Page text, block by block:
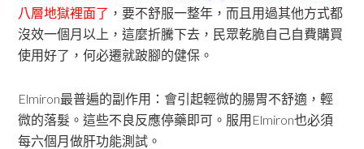
八層地獄裡面了 ，要不舒服一整年，而且用過其他方式都
沒效一個月以上，這麼折騰下去，民眾乾脆自己自費購買
使用好了，何必遷就跛腳的健保。
Elmiron最普遍的副作用：會引起輕微的腸胃不舒適，輕
微的落髮。這些不良反應停藥即可。服用Elmiron也必須
每六個月做肝功能測試。